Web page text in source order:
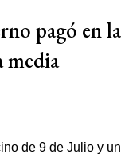
pagó en la
media